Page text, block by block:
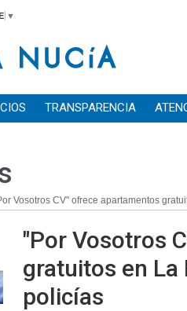
▼
TRANSPARENCIA
Vosotros CV" ofrece apartamentos
"Por Vosotros
gratuitos en La
policías